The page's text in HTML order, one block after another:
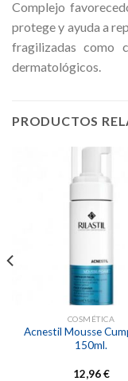
Complejo
protege y ayuda a
fragilizadas como
dermatológicos.
PRODUCTOS
COSMÉTICA
Acnestil Mousse
150ml.
12,96€